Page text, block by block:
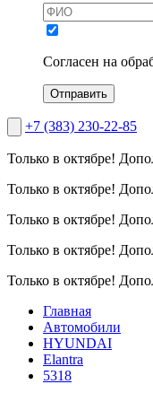
Согласен на
Отправить
+7 (383) 230-22-85
Только в октябре!
Только в октябре!
Только в октябре!
Только в октябре!
Только в октябре!
Главная
Автомобили
HYUNDAI
Elantra
5318